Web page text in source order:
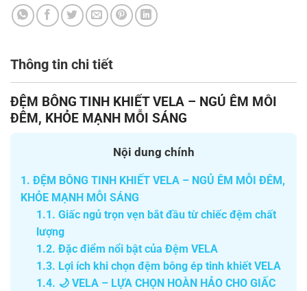
Thông tin chi tiết
ĐỆM BÔNG TINH KHIẾT VELA – NGỦ ÊM MỖI
ĐÊM, KHỎE MẠNH MỖI SÁNG
Nội dung chính
1. ĐỆM BÔNG TINH KHIẾT VELA – NGỦ ÊM MỖI ĐÊM,
KHỎE MẠNH MỖI SÁNG
1.1. Giấc ngủ trọn vẹn bắt đầu từ chiếc đệm chất
lượng
1.2. Đặc điểm nổi bật của Đệm VELA
1.3. Lợi ích khi chọn đệm bông ép tinh khiết VELA
1.4. 🌙 VELA – LỰA CHỌN HOÀN HẢO CHO GIẤC